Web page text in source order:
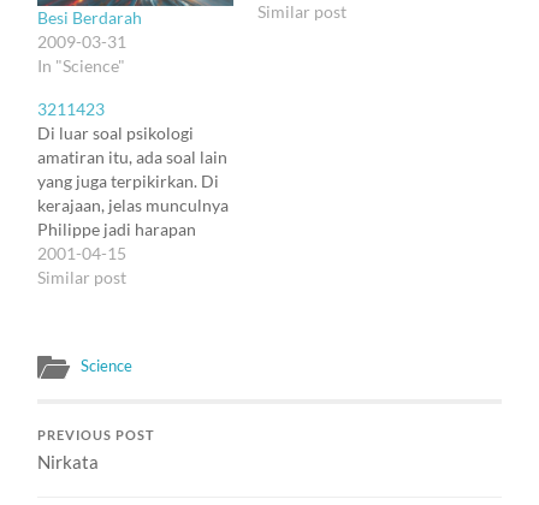
Besi Berdarah
2009-03-31
In "Science"
Similar post
3211423
Di luar soal psikologi
amatiran itu, ada soal lain
yang juga terpikirkan. Di
kerajaan, jelas munculnya
Philippe jadi harapan
semua orang, soalnya
orang masih percaya
soal keturunan itu valid?
benar membentuk
kualitas manusia dan…
2001-04-15
Similar post
Science
PREVIOUS POST
Nirkata